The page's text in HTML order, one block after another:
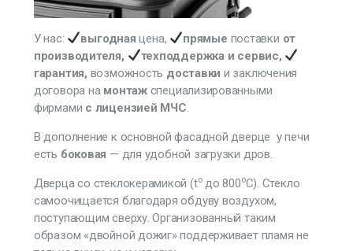
У нас: выгодная цена, прямые поставки от
производителя,
техподдержка и сервис,
гарантия, возможность доставки и заключения
договора намонтажспециализированными
фирмами с лицензией МЧС.
В дополнение к основной фасадной дверце у печи
есть боковая — для удобной загрузки дров.
Дверца со стеклокерамикой (tодо 800оС). Стекло
самоочищается благодаря обдуву воздухом,
поступающим сверху. Организованный таким
образом «двойной дожиг» поддерживает пламя не